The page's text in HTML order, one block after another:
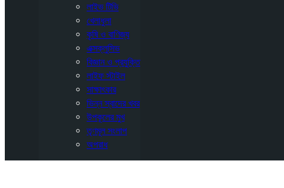
লাইভ টিভি
খেলাধুলা
কৃষি ও বাণিজ্য
এক্সক্লুসিভ
বিজ্ঞান ও প্রযুক্তি
লাইফ স্টাইল
সাক্ষাৎকার
ভিন্ন স্বাদের খবর
উপকূলের মুখ
তৃণমূল সংলাপ
অপরাধ